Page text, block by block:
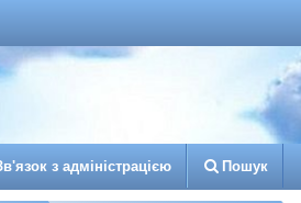
в'язок з адміністрацією Пошук